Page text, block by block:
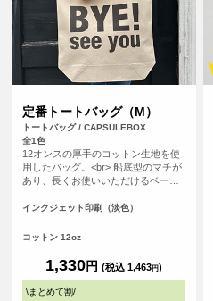
定番トートバッグ（M）
トートバッグ / CAPSULEBOX
全1色
12オンスの厚手のコットン生地を使
用したバッグ。<br> 船底型のマチが
あり、長くお使いいただけるベーシ
<br> 印刷は白色を印刷しない、フル
囲を印刷いただけるので、ノベルテ
インクジェット印刷（淡色）
コットン 12oz
1,330円 (税込 1,463円)
\まとめて割/